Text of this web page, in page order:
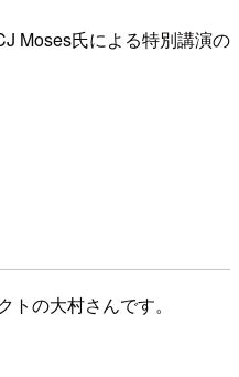
Moses氏による特別講演の
の大村さんです。